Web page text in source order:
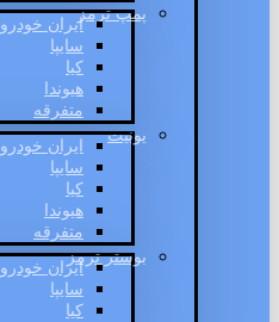
پمپ ترمز
ایران خودرو
سایپا
کیا
هیوندا
متفرقه
یونیت
ایران خودرو
سایپا
کیا
هیوندا
متفرقه
بوستر ترمز
ایران خودرو
سایپا
کیا